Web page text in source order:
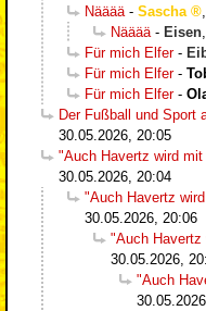
Nääää - Sascha
Nääää - Eisen
Für mich Elfer-
Für mich Elfer-
Für mich Elfer-
Der Fußball und Sport
30.05.2026, 20:05
"Auch Havertz wird
30.05.2026, 20:04
"Auch Havertz
30.05.2026, 20:06
"Auch Havertz
30.05.2026,
"Auch